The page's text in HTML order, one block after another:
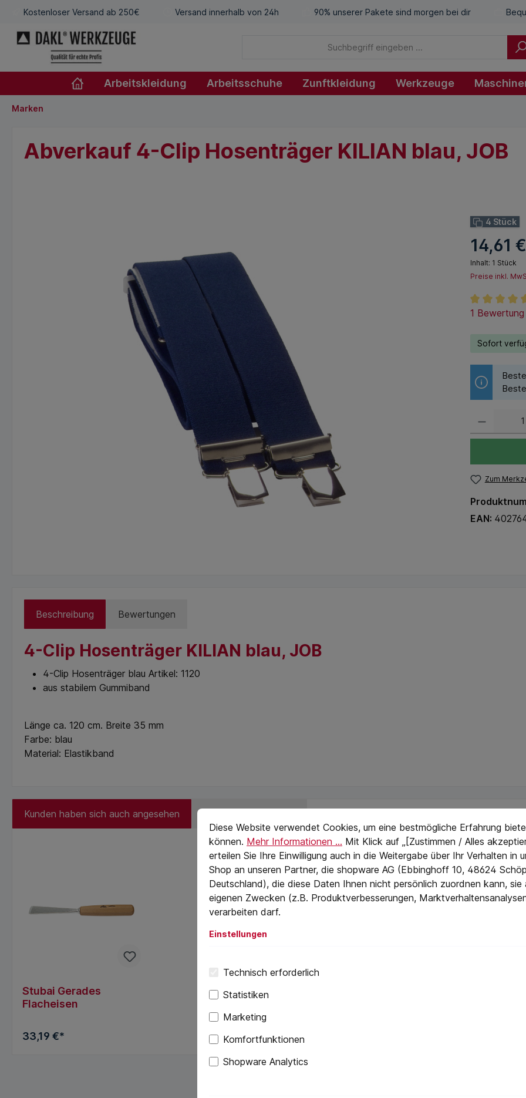
Kostenloser Versand ab 250€ Versand innerhalb von 24h 90% unserer Pakete sind morgen bei dir
Arbeitskleidung Arbeitsschuhe Zunftkleidung Werkzeuge
Marken
Abverkauf 4-Clip Hosenträger KILIAN blau, JOB
4 Stück
14,61
Inhalt: 1 Stück
Preise inkl.
1 Bewertung
Sofort
Zum
EAN:
Beschreibung Bewertungen
4-Clip Hosenträger KILIAN blau, JOB
4-Clip Hosenträger blau Artikel: 1120
aus stabilem Gummiband
Länge ca. 120 cm. Breite 35 mm
Farbe: blau
Material: Elastikband
Kunden haben sich auch angesehen
Stubai Gerades
Flacheisen
33,19 €*
Cookie-Voreinstellungen
cookie.messageTextPage
Diese Website verwendet Cookies, um eine bestmögliche Erfahrung
können. Mehr Informationen ... Mit Klick auf „[Zustimmen / Alles
erteilen Sie Ihre Einwilligung auch in die Weitergabe über Ihr Verhalten in
Shop an unseren Partner, die shopware AG (Ebbinghoff 10, 48624
Deutschland), die diese Daten Ihnen nicht persönlich zuordnen kann, sie
eigenen Zwecken (z.B. Produktverbesserungen,
verarbeiten darf.
Einstellungen
Technisch erforderlich
Statistiken
Marketing
Komfortfunktionen
Shopware Analytics